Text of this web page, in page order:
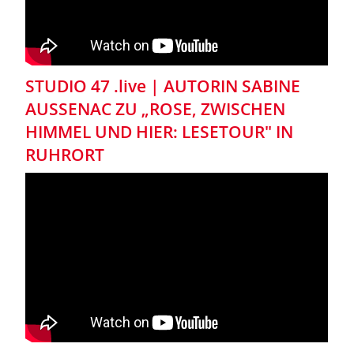
STUDIO 47 .live | AUTORIN SABINE
AUSSENAC ZU „ROSE, ZWISCHEN
HIMMEL UND HIER: LESETOUR" IN
RUHRORT